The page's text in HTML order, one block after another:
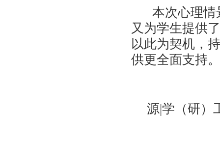
本次心理
又为学生提供
以此为契机，
供更全面支持。
源|学（研）